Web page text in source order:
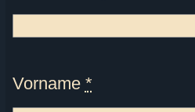
Vorname *